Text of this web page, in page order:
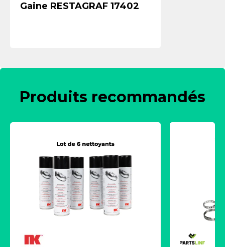
Gaine RESTAGRAF 17402
Produits recommandés